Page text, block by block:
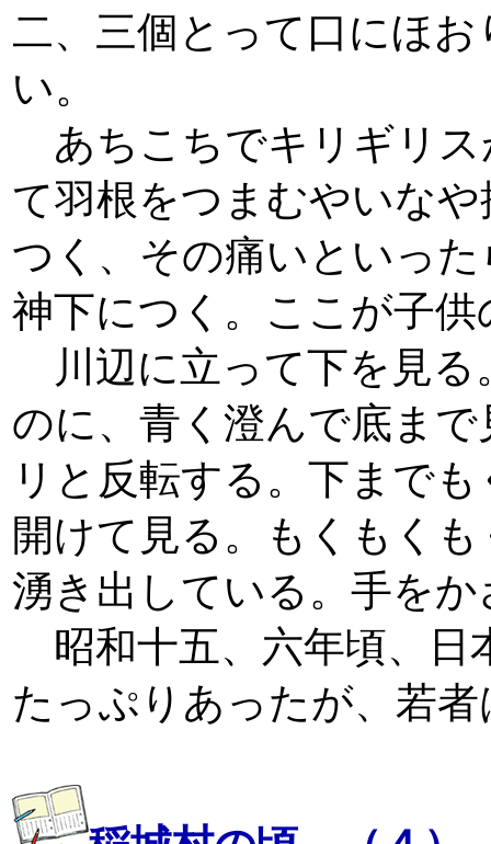
二、三個とって口にほ
い。
あちこちでキリギリス
て羽根をつまむやいな
つく、その痛いといっ
神下につく。ここが子
川辺に立って下を見る
のに、青く澄んで底ま
リと反転する。下まで
開けて見る。もくもく
湧き出している。手を
昭和十五、六年頃、日
たっぷりあったが、若